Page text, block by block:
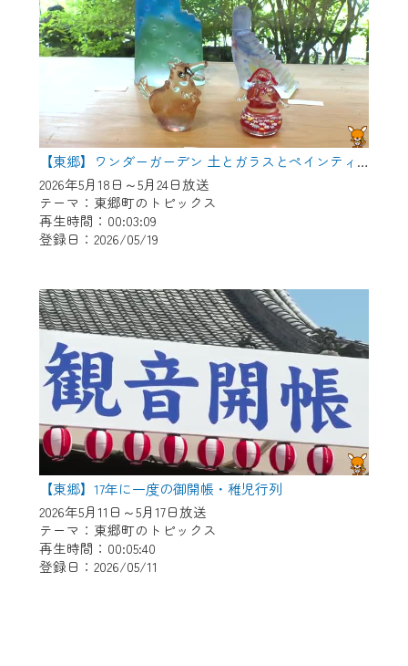
【東郷】ワンダーガーデン 土とガラスとペインティング
2026年5月18日～5月24日放送
テーマ：東郷町のトピックス
再生時間：00:03:09
登録日：2026/05/19
【東郷】17年に一度の御開帳・稚児行列
2026年5月11日～5月17日放送
テーマ：東郷町のトピックス
再生時間：00:05:40
登録日：2026/05/11